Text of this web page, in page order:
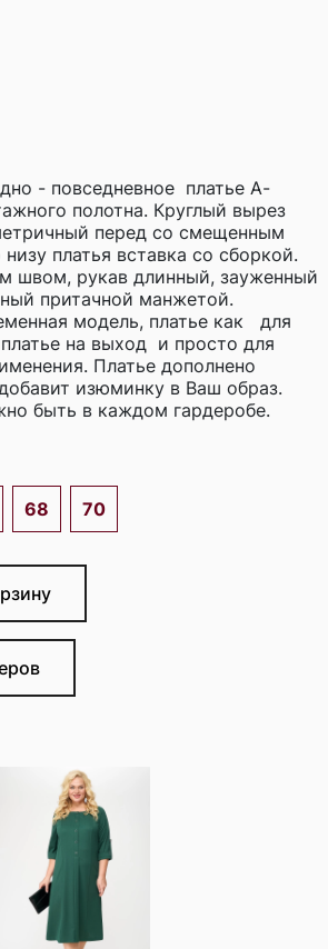
- повседневное платье А-
полотна. Круглый вырез
перед со смещенным
платья вставка со сборкой.
швом, рукав длинный, зауженный
притачной манжетой.
модель, платье как для
на выход и просто для
Платье дополнено
изюминку в Ваш образ.
быть в каждом гардеробе.
68 70